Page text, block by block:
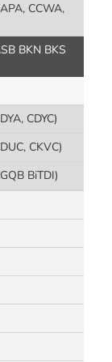
CCWA,
BKN BKS
CDYC)
CKVC)
BiTDI)